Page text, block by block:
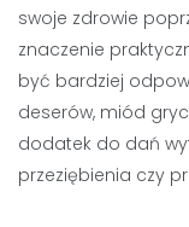
swoje zdrowie
znaczenie
być bardziej
deserów, miód
dodatek do dań
przeziębienia czy